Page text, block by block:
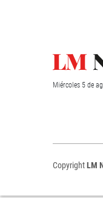
Miércoles 5 de
CopyrightLM